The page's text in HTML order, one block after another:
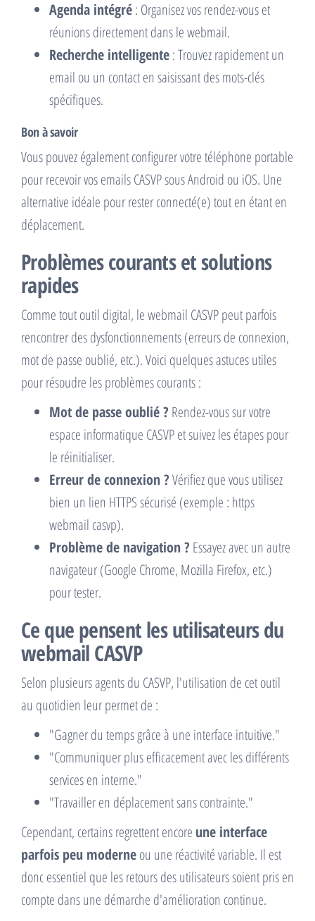
Agenda intégré: Organisez vos rendez-vous et
réunions directement dans le webmail.
Recherche intelligente: Trouvez rapidement un
email ou un contact en saisissant des mots-clés
spécifiques.
Bon à savoir
Vous pouvez également configurer votre téléphone portable
pour recevoir vos emails CASVP sous Android ou iOS. Une
alternative idéale pour rester connecté(e) tout en étant en
déplacement.
Problèmes courants et solutions
rapides
Comme tout outil digital, le webmail CASVP peut parfois
rencontrer des dysfonctionnements (erreurs de connexion,
mot de passe oublié, etc.). Voici quelques astuces utiles
pour résoudre les problèmes courants :
Mot de passe oublié ? Rendez-vous sur votre
espace informatique CASVP et suivez les étapes pour
le réinitialiser.
Erreur de connexion ?Vérifiez que vous utilisez
bien un lien HTTPS sécurisé (exemple : https
webmail casvp).
Problème de navigation ? Essayez avec un autre
navigateur (Google Chrome, Mozilla Firefox, etc.)
pour tester.
Ce que pensent les utilisateurs du
webmail CASVP
Selon plusieurs agents du CASVP, l'utilisation de cet outil
au quotidien leur permet de :
"Gagner du temps grâce à une interface intuitive."
"Communiquer plus efficacement avec les différents
services en interne."
"Travailler en déplacement sans contrainte."
Cependant, certains regrettent encore une interface
parfois peu moderneou une réactivité variable. Il est
donc essentiel que les retours des utilisateurs soient pris en
compte dans une démarche d'amélioration continue.